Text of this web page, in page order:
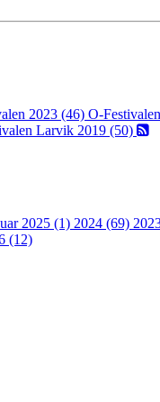
2023 (46) O-Festivalen
Larvik 2019 (50)
2025 (1) 2024 (69)
(12)